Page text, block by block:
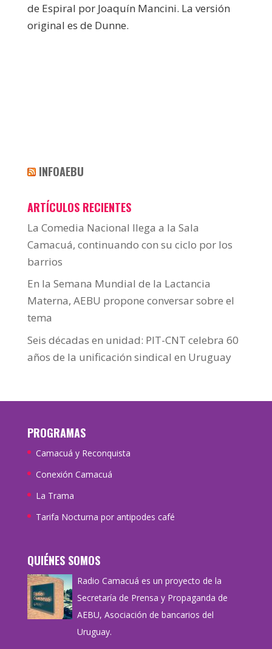
de Espiral por Joaquín Mancini. La versión
original es de Dunne.
INFOAEBU
ARTÍCULOS RECIENTES
La Comedia Nacional llega a la Sala
Camacuá, continuando con su ciclo por los
barrios
En la Semana Mundial de la Lactancia
Materna, AEBU propone conversar sobre el
tema
Seis décadas en unidad: PIT-CNT celebra 60
años de la unificación sindical en Uruguay
PROGRAMAS
Camacuá y Reconquista
Conexión Camacuá
La Trama
Tarifa Nocturna por antipodes café
QUIÉNES SOMOS
Radio Camacuá es un proyecto de la
Secretaría de Prensa y Propaganda de
AEBU, Asociación de bancarios del
Uruguay.